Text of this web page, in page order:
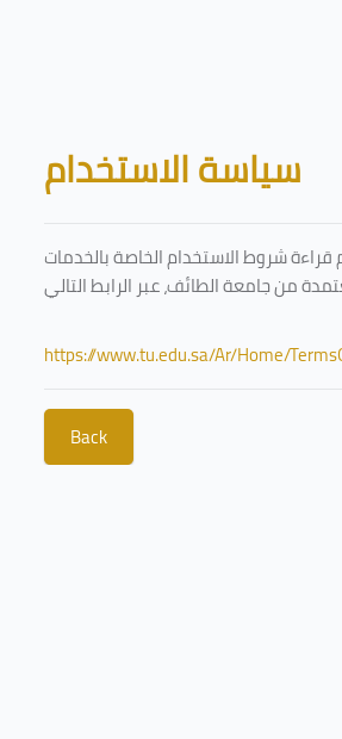
Blocks
سياسة الاستخدام
شروط الاستخدام الخاصة بالخدمات
https://www.tu.edu.sa/Ar/Home/
Back